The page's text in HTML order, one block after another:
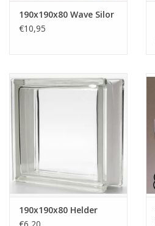
190x190x80 Wave Silor
€10,95
190x190x80 Helder